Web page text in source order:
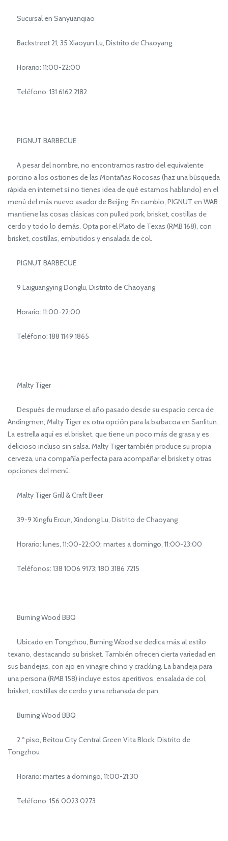
Sucursal en Sanyuanqiao
Backstreet 21, 35 Xiaoyun Lu, Distrito de Chaoyang
Horario: 11:00-22:00
Teléfono: 131 6162 2182
PIGNUT BARBECUE
A pesar del nombre, no encontramos rastro del equivalente
porcino a los ostiones de las Montañas Rocosas (haz una búsqueda
rápida en internet si no tienes idea de qué estamos hablando) en el
menú del más nuevo asador de Beijing. En cambio, PIGNUT en WAB
mantiene las cosas clásicas con pulled pork, brisket, costillas de
cerdo y todo lo demás. Opta por el Plato de Texas (RMB 168), con
brisket, costillas, embutidos y ensalada de col.
PIGNUT BARBECUE
9 Laiguangying Donglu, Distrito de Chaoyang
Horario: 11:00-22:00
Teléfono: 188 1149 1865
Malty Tiger
Después de mudarse el año pasado desde su espacio cerca de
Andingmen, Malty Tiger es otra opción para la barbacoa en Sanlitun.
La estrella aquí es el brisket, que tiene un poco más de grasa y es
delicioso incluso sin salsa. Malty Tiger también produce su propia
cerveza, una compañía perfecta para acompañar el brisket y otras
opciones del menú.
Malty Tiger Grill & Craft Beer
39-9 Xingfu Ercun, Xindong Lu, Distrito de Chaoyang
Horario: lunes, 11:00-22:00; martes a domingo, 11:00-23:00
Teléfonos: 138 1006 9173; 180 3186 7215
Burning Wood BBQ
Ubicado en Tongzhou, Burning Wood se dedica más al estilo
texano, destacando su brisket. También ofrecen cierta variedad en
sus bandejas, con ajo en vinagre chino y crackling. La bandeja para
una persona (RMB 158) incluye estos aperitivos, ensalada de col,
brisket, costillas de cerdo y una rebanada de pan.
Burning Wood BBQ
2.º piso, Beitou City Central Green Vita Block, Distrito de
Tongzhou
Horario: martes a domingo, 11:00-21:30
Teléfono: 156 0023 0273